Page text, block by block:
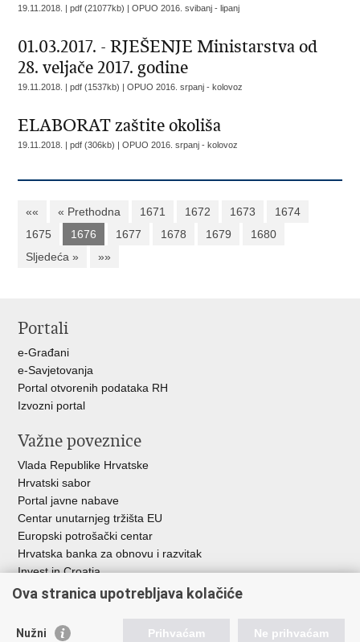
19.11.2018. | pdf (21077kb) |OPUO 2016. svibanj - lipanj
01.03.2017. - RJEŠENJE Ministarstva od
28. veljače 2017. godine
19.11.2018. | pdf (1537kb) |OPUO 2016. srpanj - kolovoz
ELABORAT zaštite okoliša
19.11.2018. | pdf (306kb) |OPUO 2016. srpanj - kolovoz
«« « Prethodna 1671 1672 1673
1674
1675
1676 1677 1678 1679
1680
Sljedeća »
»»
Portali
e-Građani
e-Savjetovanja
Portal otvorenih podataka RH
Izvozni portal
Važne poveznice
Vlada Republike Hrvatske
Hrvatski sabor
Portal javne nabave
Centar unutarnjeg tržišta EU
Europski potrošački centar
Hrvatska banka za obnovu i razvitak
Invest in Croatia
Europska banka za obnovu i razvoj
Središnja agencija za financiranje i ugovaranje
Ova stranica upotrebljava kolačiće
Nužni Prihvaćam Ne prihvaćam